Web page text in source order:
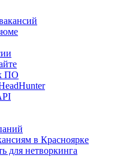
ПО
в Красноярке
для нетворкинга